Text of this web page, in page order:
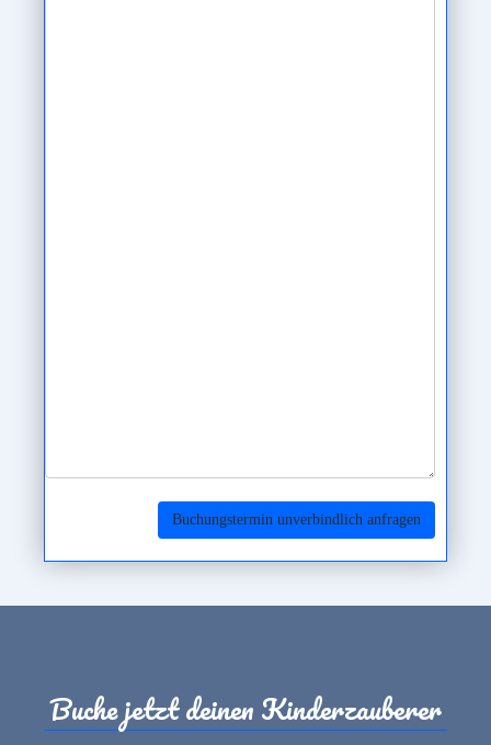
Buchungstermin unverbindlich anfragen
Buche jetzt deinen Kinderzauberer